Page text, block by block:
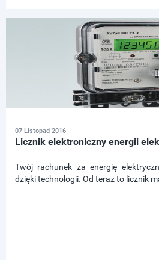
07 Listopad 2016
Licznik elektroniczny energii
Twój rachunek za energię
dzięki technologii. Od teraz to licznik